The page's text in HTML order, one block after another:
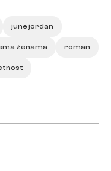
june jordan
ženama roman